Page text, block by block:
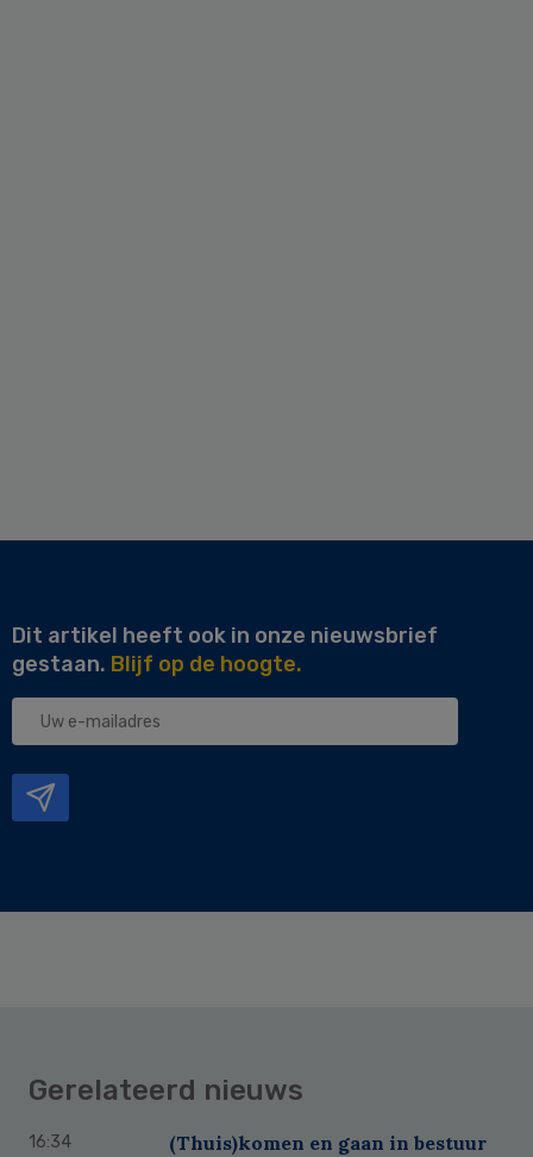
Dit artikel heeft ook in onze nieuwsbrief
gestaan. Blijf op de hoogte.
Uw
Gerelateerd nieuws
16:34
(Thuis)komen en gaan in bestuur